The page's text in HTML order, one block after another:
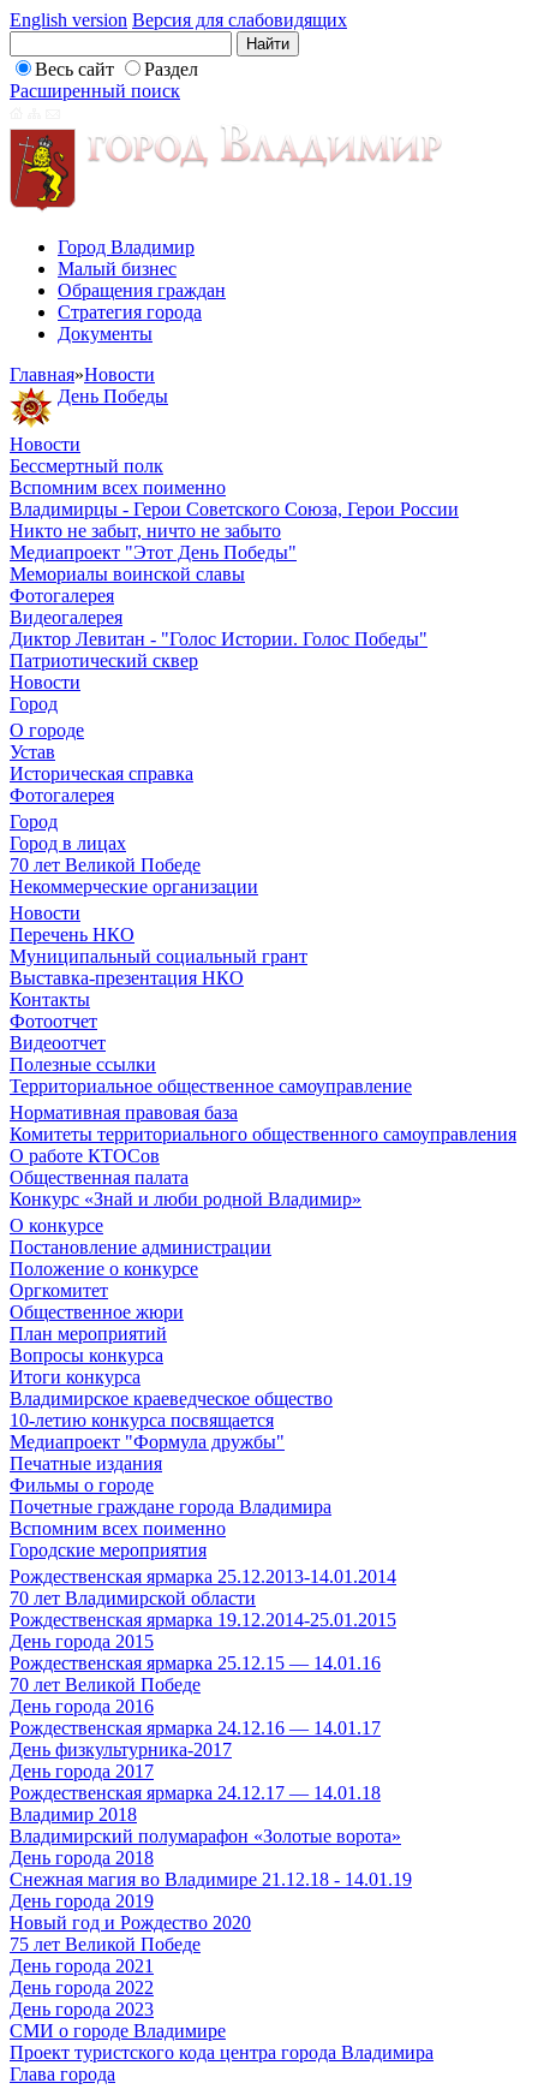
English version Версия для слабовидящих
Весь сайт
Раздел
Расширенный поиск
Город Владимир
Малый бизнес
Обращения граждан
Стратегия города
Документы
Главная»Новости
День Победы
Новости
Бессмертный полк
Вспомним всех поименно
Владимирцы - Герои Советского Союза, Герои России
Никто не забыт, ничто не забыто
Медиапроект "Этот День Победы"
Мемориалы воинской славы
Фотогалерея
Видеогалерея
Диктор Левитан - "Голос Истории. Голос Победы"
Патриотический сквер
Новости
Город
О городе
Устав
Историческая справка
Фотогалерея
Город
Город в лицах
70 лет Великой Победе
Некоммерческие организации
Новости
Перечень НКО
Муниципальный социальный грант
Выставка-презентация НКО
Контакты
Фотоотчет
Видеоотчет
Полезные ссылки
Территориальное общественное самоуправление
Нормативная правовая база
Комитеты территориального общественного самоуправления
О работе КТОСов
Общественная палата
Конкурс «Знай и люби родной Владимир»
О конкурсе
Постановление администрации
Положение о конкурсе
Оргкомитет
Общественное жюри
План мероприятий
Вопросы конкурса
Итоги конкурса
Владимирское краеведческое общество
10-летию конкурса посвящается
Медиапроект "Формула дружбы"
Печатные издания
Фильмы о городе
Почетные граждане города Владимира
Вспомним всех поименно
Городские мероприятия
Рождественская ярмарка 25.12.2013-14.01.2014
70 лет Владимирской области
Рождественская ярмарка 19.12.2014-25.01.2015
День города 2015
Рождественская ярмарка 25.12.15 — 14.01.16
70 лет Великой Победе
День города 2016
Рождественская ярмарка 24.12.16 — 14.01.17
День физкультурника-2017
День города 2017
Рождественская ярмарка 24.12.17 — 14.01.18
Владимир 2018
Владимирский полумарафон «Золотые ворота»
День города 2018
Снежная магия во Владимире 21.12.18 - 14.01.19
День города 2019
Новый год и Рождество 2020
75 лет Великой Победе
День города 2021
День города 2022
День города 2023
СМИ о городе Владимире
Проект туристского кода центра города Владимира
Глава города